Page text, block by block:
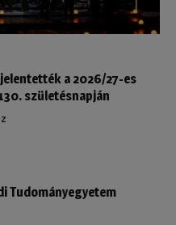
a 2026/27-es
születésnapján
Tudományegyetem